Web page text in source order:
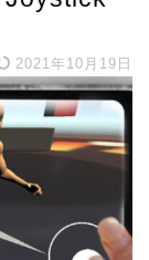
2021年10月19日